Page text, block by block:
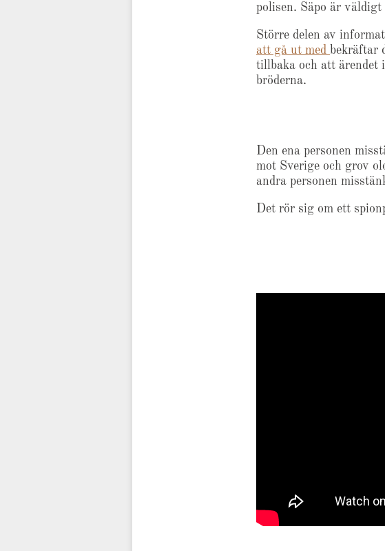
polisen. Säpo är
Större delen av
att gå ut med bekräftar
tillbaka och att ärendet
bröderna.
Den ena personen
mot Sverige och grov
andra personen
Det rör sig om ett